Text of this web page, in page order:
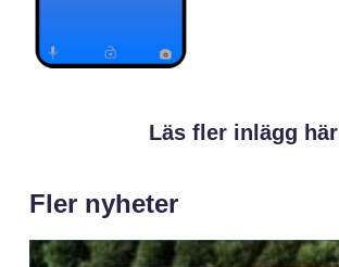
Läs fler inlägg här
Fler nyheter